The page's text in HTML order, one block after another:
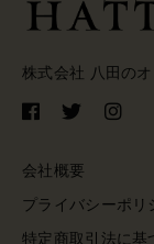
会社概要
プライバシーポリ
特定商取引法に基
株式会社 八田の